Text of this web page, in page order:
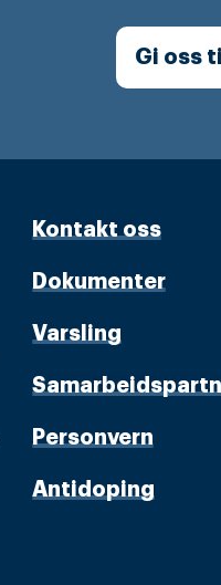
Gi oss
Kontakt oss
Dokumenter
Varsling
Personvern
Antidoping